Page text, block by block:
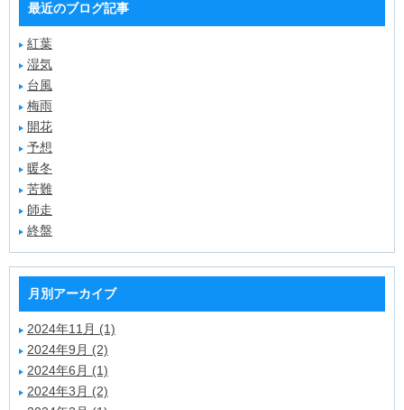
最近のブログ記事
紅葉
湿気
台風
梅雨
開花
予想
暖冬
苦難
師走
終盤
月別アーカイブ
2024年11月 (1)
2024年9月 (2)
2024年6月 (1)
2024年3月 (2)